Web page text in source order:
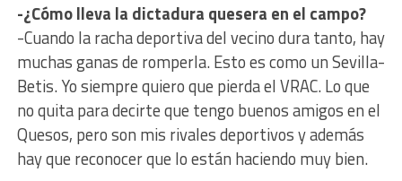
-¿Cómo lleva la dictadura quesera en el campo?
-Cuando la racha deportiva del vecino dura tanto, hay
muchas ganas de romperla. Esto es como un Sevilla-
Betis. Yo siempre quiero que pierda el VRAC. Lo que
no quita para decirte que tengo buenos amigos en el
Quesos, pero son mis rivales deportivos y además
hay que reconocer que lo están haciendo muy bien.